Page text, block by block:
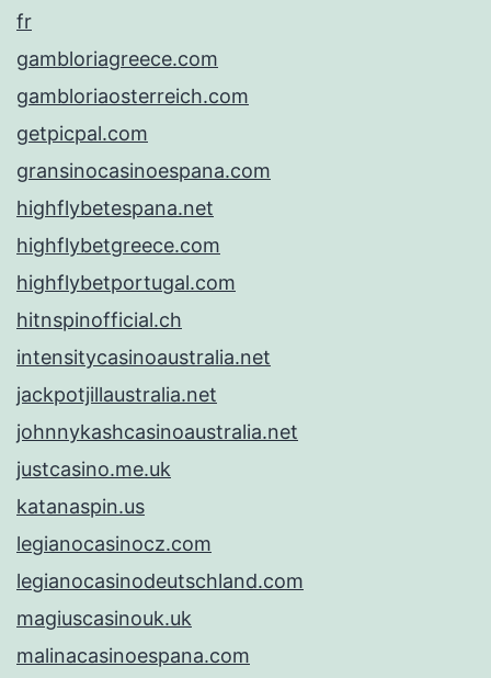
fr
gambloriagreece.com
gambloriaosterreich.com
getpicpal.com
gransinocasinoespana.com
highflybetespana.net
highflybetgreece.com
highflybetportugal.com
hitnspinofficial.ch
intensitycasinoaustralia.net
jackpotjillaustralia.net
johnnykashcasinoaustralia.net
justcasino.me.uk
katanaspin.us
legianocasinocz.com
legianocasinodeutschland.com
magiuscasinouk.uk
malinacasinoespana.com